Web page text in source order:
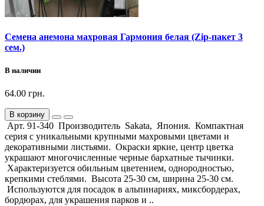
Семена анемона махровая Гармония белая (Zip-пакет 3
сем.)
В наличии
64.00 грн.
В корзину
Арт. 91-340 Производитель Sakata, Япония. Компактная
серия с уникальными крупными махровыми цветами и
декоративными листьями. Окраски яркие, центр цветка
украшают многочисленные черные бархатные тычинки.
Характеризуется обильным цветением, однородностью,
крепкими стеблями. Высота 25-30 см, ширина 25-30 см.
Используются для посадок в альпинариях, миксбордерах,
бордюрах, для украшения парков и ..